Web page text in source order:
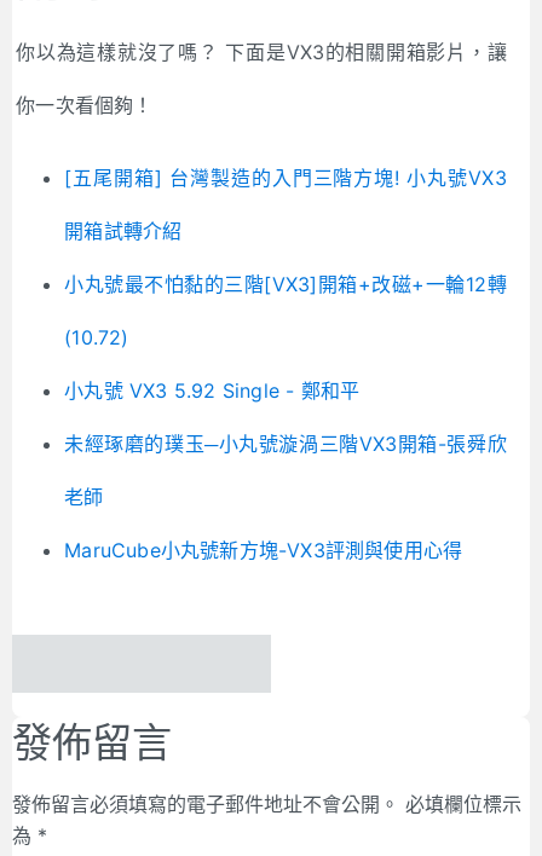
你以為這樣就沒了嗎？ 下面是VX3的相關開箱影片，讓
你一次看個夠！
[五尾開箱] 台灣製造的入門三階方塊! 小丸號VX3
開箱試轉介紹
小丸號最不怕黏的三階[VX3]開箱+改磁+一輪12轉
(10.72)
小丸號 VX3 5.92 Single - 鄭和平
未經琢磨的璞玉─小丸號漩渦三階VX3開箱-張舜欣
老師
MaruCube小丸號新方塊-VX3評測與使用心得
發佈留言
發佈留言必須填寫的電子郵件地址不會公開。 必填欄位標示
為 *